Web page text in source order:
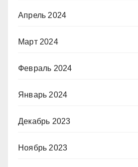
Апрель 2024
Март 2024
Февраль 2024
Январь 2024
Декабрь 2023
Ноябрь 2023